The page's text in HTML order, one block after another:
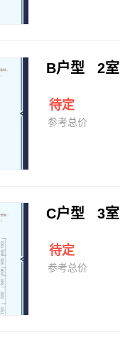
B户型 2室
待定
参考总价
C户型 3室
待定
参考总价